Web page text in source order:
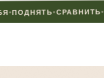
•СРАВНИТЬ•НАСТРОИТЬ